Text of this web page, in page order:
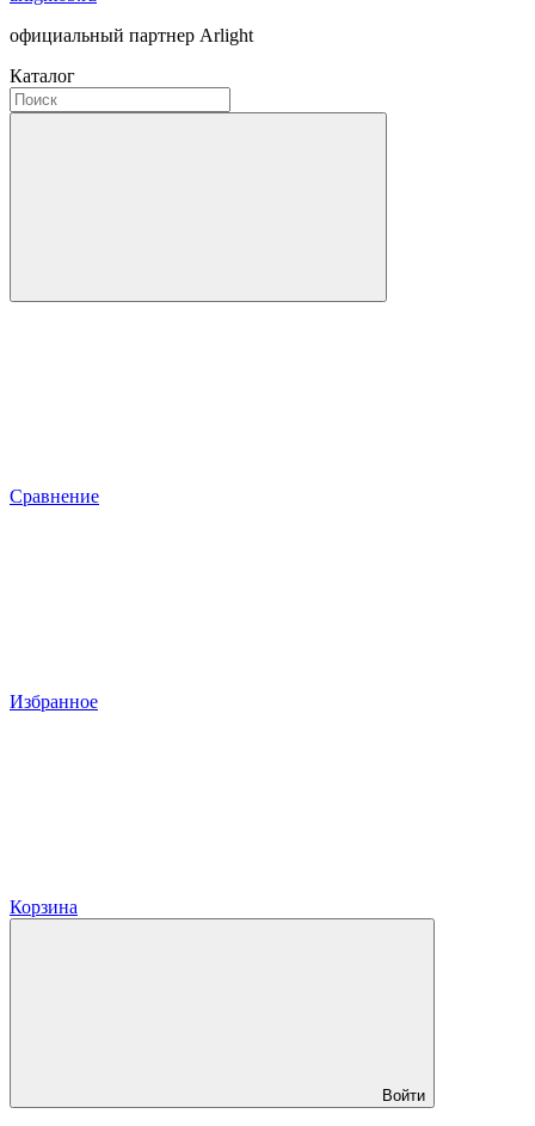
официальный партнер Arlight
Каталог
Сравнение
Избранное
Корзина
Войти